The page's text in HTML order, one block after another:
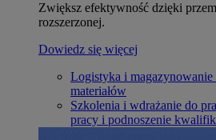
Zwiększ efektywność dzięki
rozszerzonej.
Dowiedz się więcej
Logistyka i magazynowanie
materiałów
Szkolenia i wdrażanie do
pracy i podnoszenie